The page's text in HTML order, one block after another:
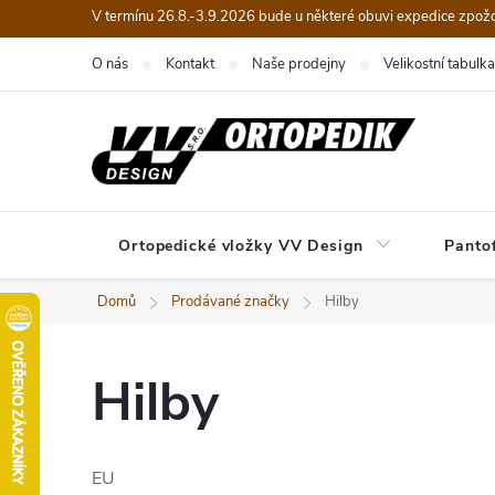
na
V termínu 26.8.-3.9.2026 bude u některé obuvi expedice
O nás Kontakt Naše prodejny Velikostní tabulka
Ortopedické vložky VV Design
Domů Prodávané značky Hilby
Hilby
EU